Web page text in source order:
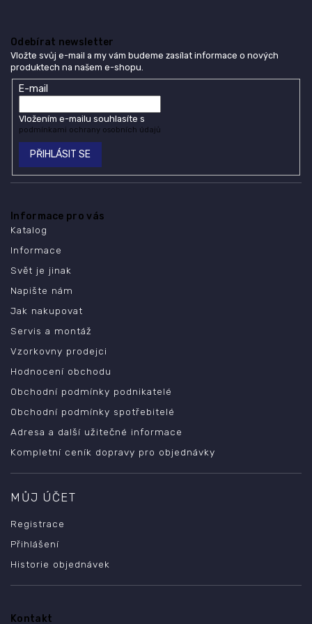
Odebírat newsletter
Vložte svůj e-mail a my vám budeme zasílat informace o nových
produktech na našem e-shopu.
E-mail
Vložením e-mailu souhlasíte s
podmínkami ochrany osobních údajů
PŘIHLÁSIT SE
Informace pro vás
Katalog
Informace
Svět je jinak
Napište nám
Jak nakupovat
Servis a montáž
Vzorkovny prodejci
Hodnocení obchodu
Obchodní podmínky podnikatelé
Obchodní podmínky spotřebitelé
Adresa a další užitečné informace
Kompletní ceník dopravy pro objednávky
MŮJ ÚČET
Registrace
Přihlášení
Historie objednávek
Kontakt